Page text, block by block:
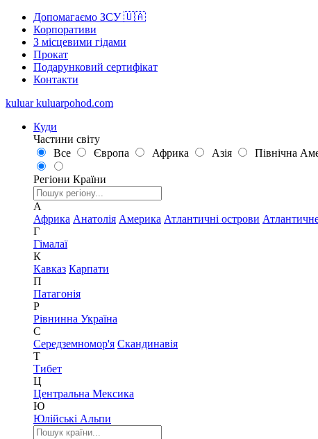
Допомагаємо ЗСУ 🇺🇦
Корпоративи
З місцевими гідами
Прокат
Подарунковий сертифікат
Контакти
kuluar kuluarpohod.com
Куди
Частини світу
Все
Європа Африка Азія Північна
Регіони Країни
А
Африка Анатолія Америка Атлантичні острови
Г
Гімалаї
К
Кавказ Карпати
П
Патагонія
Р
Рівнинна Україна
С
Середземномор'я Скандинавія
Т
Тибет
Ц
Центральна Мексика
Ю
Юлійські Альпи